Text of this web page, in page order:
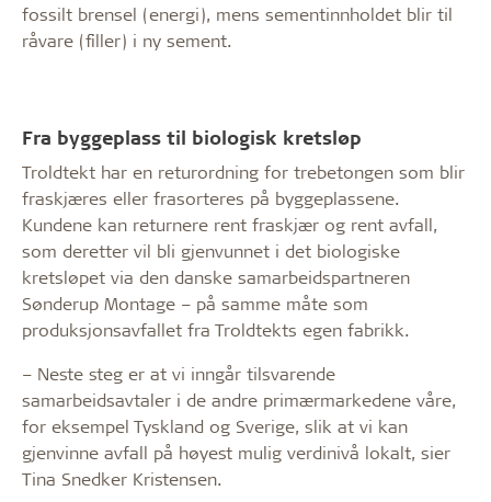
fossilt brensel (energi), mens sementinnholdet blir til
råvare (filler) i ny sement.
Fra byggeplass til biologisk kretsløp
Troldtekt har en returordning for trebetongen som blir
fraskjæres eller frasorteres på byggeplassene.
Kundene kan returnere rent fraskjær og rent avfall,
som deretter vil bli gjenvunnet i det biologiske
kretsløpet via den danske samarbeidspartneren
Sønderup Montage – på samme måte som
produksjonsavfallet fra Troldtekts egen fabrikk.
– Neste steg er at vi inngår tilsvarende
samarbeidsavtaler i de andre primærmarkedene våre,
for eksempel Tyskland og Sverige, slik at vi kan
gjenvinne avfall på høyest mulig verdinivå lokalt, sier
Tina Snedker Kristensen.